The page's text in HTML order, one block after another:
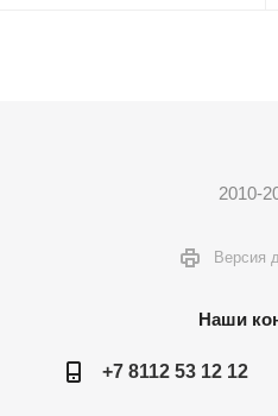
2010-
Версия
Наши
+7 8112 53 12 12